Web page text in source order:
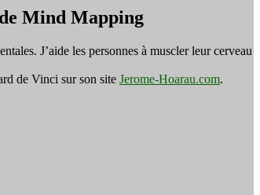
Mind Mapping
J’aide les personnes à muscler leur cerveau
de Vinci sur son site Jerome-Hoarau.com.